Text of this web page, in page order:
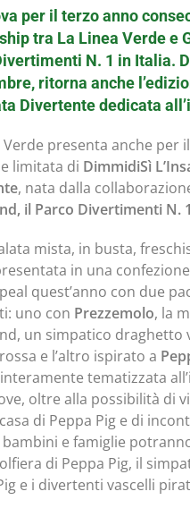
per il terzo anno
tra La Linea Verde e
N. 1 in Italia.
ritorna anche
Divertente dedicata
Verde presenta anche per
limitata di DimmidiSì
, nata dalla
il Parco Divertimenti N.
mista, in busta,
in una
quest’anno con due
uno con Prezzemolo, la
un simpatico draghetto
e l’altro ispirato a
interamente tematizzata
oltre alla possibilità di
di Peppa Pig e di
bambini e famiglie
di Peppa Pig, il
e i divertenti vascelli